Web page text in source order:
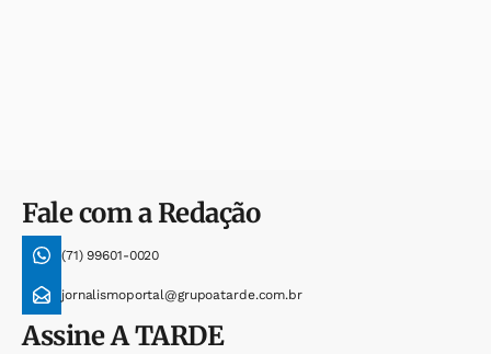
Fale com a Redação
(71) 99601-0020
jornalismoportal@grupoatarde.com.br
AssineA TARDE